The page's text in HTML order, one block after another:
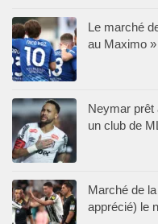
Le marché
au Maximo »
Neymar prêt
un club de
Marché de
apprécié) le